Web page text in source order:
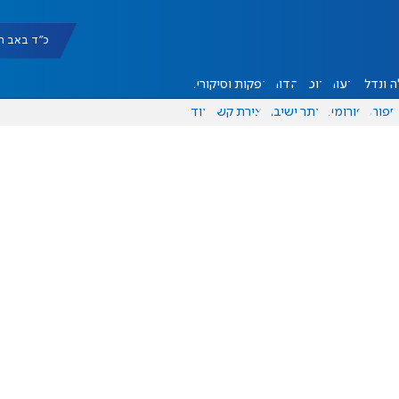
כ"ד באב תשפ"ו
ונדל"ן דעות אוכל יהדות הפקות וסיקורים
ספורט פורומים אתר ישיבה יצירת קשר עוד